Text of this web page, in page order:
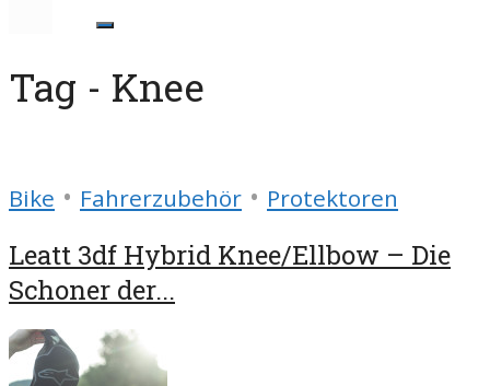
Tag - Knee
Bike • Fahrerzubehör • Protektoren
Leatt 3df Hybrid Knee/Ellbow – Die
Schoner der...